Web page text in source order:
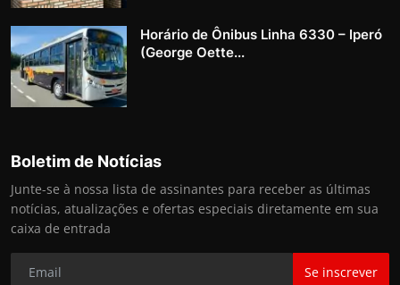
Horário de Ônibus Linha 6330 – Iperó
(George Oette...
Boletim de Notícias
Junte-se à nossa lista de assinantes para receber as últimas
notícias, atualizações e ofertas especiais diretamente em sua
caixa de entrada
Se inscrever